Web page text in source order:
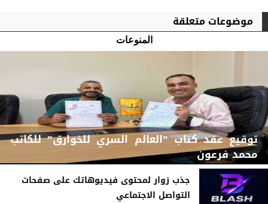
موضوعات متعلقة
المنوعات
توقيع عقد كتاب ”العالم السري للخوارق” للكاتب
محمد فرعون
جذب زوار لمحتوى فيديوهاتك على صفحات
التواصل الاجتماعي